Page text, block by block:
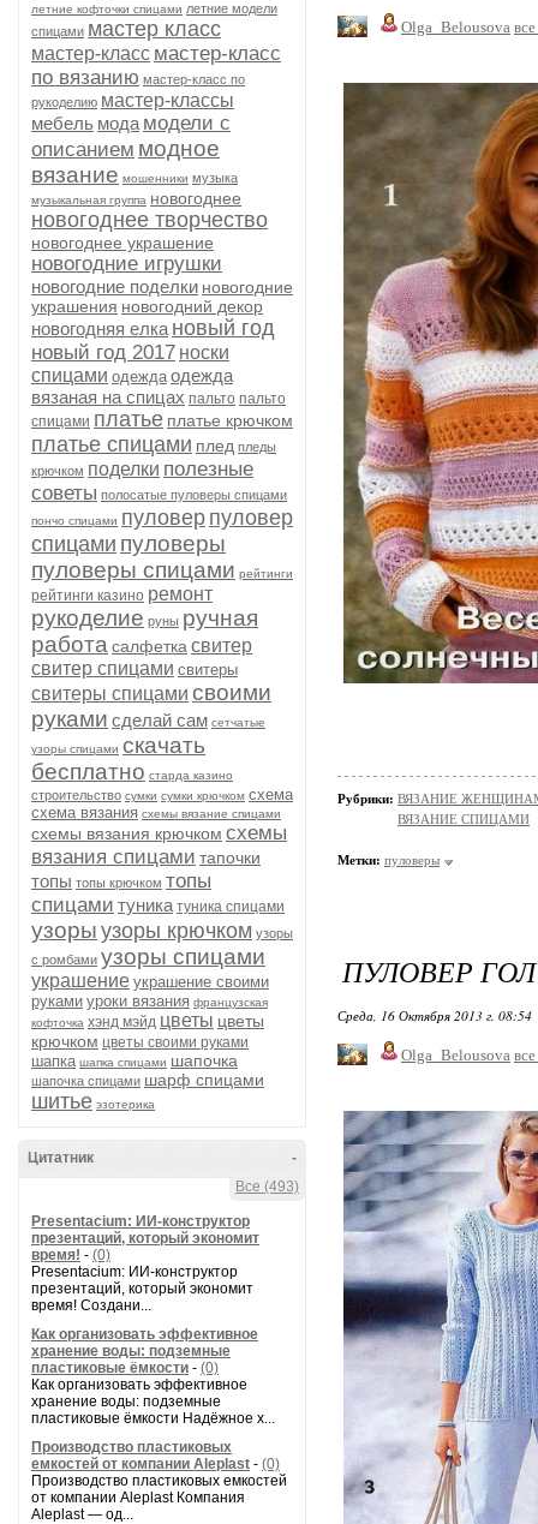
летние кофточки спицами летние модели
спицами мастер класс
мастер-класс мастер-класс
по вязанию мастер-класс по
рукоделию мастер-классы
мебель мода модели с
описанием модное
вязание мошенники музыка
музыкальная группа новогоднее
новогоднее творчество
новогоднее украшение
новогодние игрушки
новогодние поделки новогодние
украшения новогодний декор
новогодняя елка новый год
новый год 2017 носки
спицами одежда одежда
вязаная на спицах пальто пальто
спицами платье платье крючком
платье спицами плед пледы
крючком поделки полезные
советы полосатые пуловеры спицами
пончо спицами пуловер пуловер
спицами пуловеры
пуловеры спицами рейтинги
рейтинги казино ремонт
рукоделие руны ручная
работа салфетка свитер
свитер спицами свитеры
свитеры спицами своими
руками сделай сам сетчатые
узоры спицами скачать
бесплатно старда казино
строительство сумки сумки крючком схема
схема вязания схемы вязание спицами
схемы вязания крючком схемы
вязания спицами тапочки
топы топы крючком топы
спицами туника туника спицами
узоры узоры крючком узоры
с ромбами узоры спицами
украшение украшение своими
руками уроки вязания французская
кофточка хэнд мэйд цветы цветы
крючком цветы своими руками
шапка шапка спицами шапочка
шапочка спицами шарф спицами
шитье эзотерика
-
Цитатник
Все (493)
Presentacium: ИИ‑конструктор
презентаций, который экономит
время! - (0)
Presentacium: ИИ‑конструктор
презентаций, который экономит
время! Создани...
Как организовать эффективное
хранение воды: подземные
пластиковые ёмкости - (0)
Как организовать эффективное
хранение воды: подземные
пластиковые ёмкости Надёжное х...
Производство пластиковых
емкостей от компании Aleplast - (0)
Производство пластиковых емкостей
от компании Aleplast Компания
Aleplast — од...
Olga_Belousova
Рубрики: ВЯЗАНИЕ ЖЕНЩИНАМ/
ВЯЗАНИЕ СПИЦАМИ
Метки: пуловеры
ПУЛОВЕР
Среда, 16 Октября 2013 г. 08:54
Olga_Belousova